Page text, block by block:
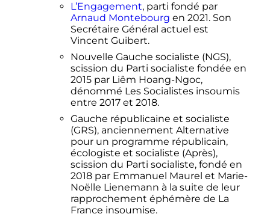
L’Engagement, parti fondé par
Arnaud Montebourg en 2021. Son
Secrétaire Général actuel est
Vincent Guibert.
Nouvelle Gauche socialiste (NGS),
scission du Parti socialiste fondée en
2015 par Liêm Hoang-Ngoc,
dénommé Les Socialistes insoumis
entre 2017 et 2018.
Gauche républicaine et socialiste
(GRS), anciennement Alternative
pour un programme républicain,
écologiste et socialiste (Après),
scission du Parti socialiste, fondé en
2018 par Emmanuel Maurel et Marie-
Noëlle Lienemann à la suite de leur
rapprochement éphémère de La
France insoumise.